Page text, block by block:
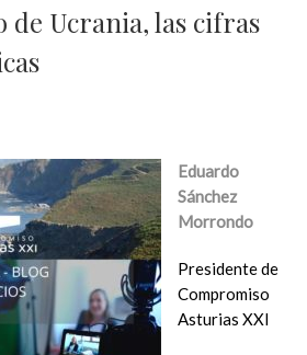
de Ucrania, las cifras
Eduardo
Sánchez
Morrondo
Presidente de
Compromiso
Asturias XXI